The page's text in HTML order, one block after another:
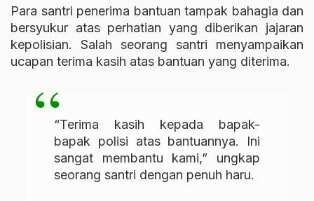
Para santri penerima bantuan tampak bahagia dan
bersyukur atas perhatian yang diberikan jajaran
kepolisian. Salah seorang santri menyampaikan
ucapan terima kasih atas bantuan yang diterima.
“Terima kasih kepada bapak-
bapak polisi atas bantuannya. Ini
sangat membantu kami,” ungkap
seorang santri dengan penuh haru.